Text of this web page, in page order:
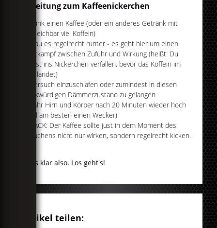
Anleitung zum Kaffeenickerchen
Trink einen Kaffee (oder ein anderes Getränk mit
vergleichbar viel Koffein)
Hau es regelrecht runter - es geht hier um einen
Wettkampf zwischen Zufuhr und Wirkung (heißt: Du
musst ins Nickerchen verfallen, bevor das Koffein im
Blut landet)
Versuch einzuschlafen oder zumindest in diesen
merkwürdigen Dämmerzustand zu gelangen
Fahr Hirn und Körper nach 20 Minuten wieder hoch
(stell am besten einen Wecker)
ZACK: Der Kaffee sollte just in dem Moment des
Erwachens nicht nur wirken, sondern regelrecht kicken.
Alles klar also. Los geht's!
Artikel teilen: